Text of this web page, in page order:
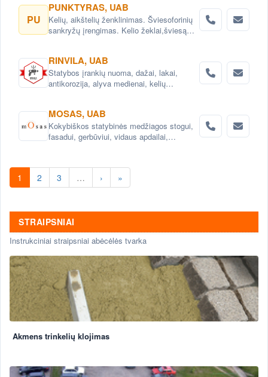
PU
PUNKTYRAS, UAB
Kelių, aikštelių ženklinimas. Šviesoforinių
sankryžų įrengimas. Kelio žeklai,šviesą
RINVILA, UAB
Statybos įrankių nuoma, dažai, lakai,
antikorozija, alyva medienai, kelių
MOSAS, UAB
Kokybiškos statybinės medžiagos stogui,
fasadui, gerbūviui, vidaus apdailai,
1 2 3 … › »
STRAIPSNIAI
Instrukciniai straipsniai abėcėlės tvarka
Akmens trinkelių klojimas